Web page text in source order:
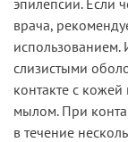
врача,
использованием.
слизистыми
контакте с
мылом. При
в течение